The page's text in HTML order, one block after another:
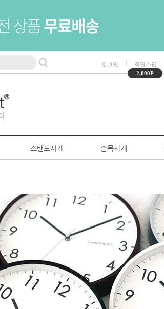
로그인
회원가입
2,000P
스탠드시계 손목시계